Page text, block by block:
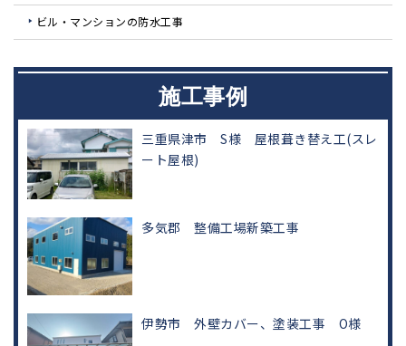
ビル・マンションの防水工事
施工事例
三重県津市 S様 屋根葺き替え工(スレ
ート屋根)
多気郡 整備工場新築工事
伊勢市 外壁カバー、塗装工事 O様